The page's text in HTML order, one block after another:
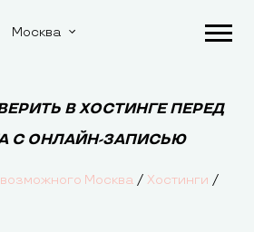
Москва
В ХОСТИНГЕ ПЕРЕД
С ОНЛАЙН-ЗАПИСЬЮ
Москва / Хостинги /